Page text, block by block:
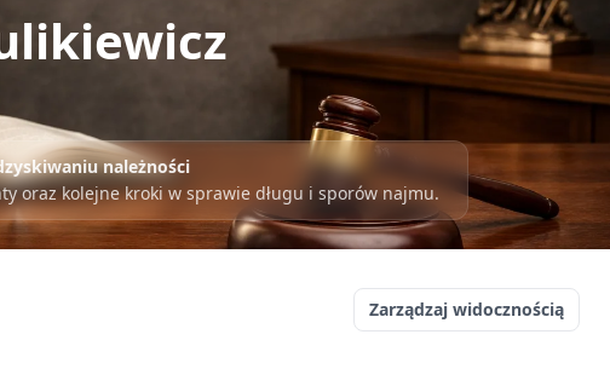
należności
oraz kolejne kroki w sprawie długu i sporów najmu.
Zarządzaj widocznością